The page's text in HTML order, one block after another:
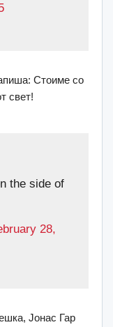
Стоиме со
свет!
the side of
28,
Јонас Гар